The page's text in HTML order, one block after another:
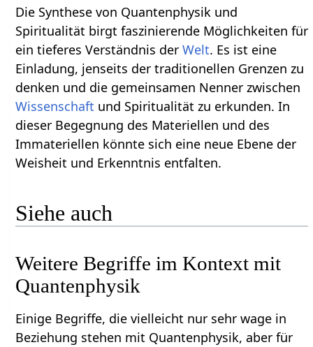
Die Synthese von Quantenphysik und
Spiritualität birgt faszinierende Möglichkeiten für
ein tieferes Verständnis derWelt. Es ist eine
Einladung, jenseits der traditionellen Grenzen zu
denken und die gemeinsamen Nenner zwischen
Wissenschaft und Spiritualität zu erkunden. In
dieser Begegnung des Materiellen und des
Immateriellen könnte sich eine neue Ebene der
Weisheit und Erkenntnis entfalten.
Siehe auch
Weitere Begriffe im Kontext mit
Einige Begriffe, die vielleicht nur sehr wage in
Beziehung stehen mit Quantenphysik‏‎, aber für